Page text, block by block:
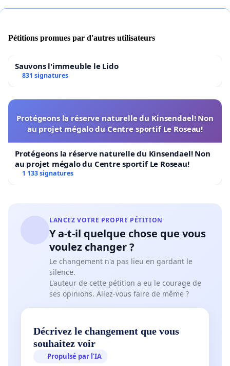
Pétitions promues par d'autres utilisateurs
Sauvons l'immeuble le Lido
831 signatures
Protégeons la réserve naturelle du Kinsendael! Non
au projet mégalo du Centre sportif Le Roseau!
Protégeons la réserve naturelle du Kinsendael! Non
au projet mégalo du Centre sportif Le Roseau!
1 133 signatures
LANCEZ VOTRE PROPRE PÉTITION
Y a-t-il quelque chose que vous
voulez changer ?
Le changement n'a pas lieu en gardant le
silence.
L'auteur de cette pétition a eu le courage de
ses opinions. Allez-vous faire de même ?
Décrivez le changement que vous
souhaitez voir
Propulsé par l’IA